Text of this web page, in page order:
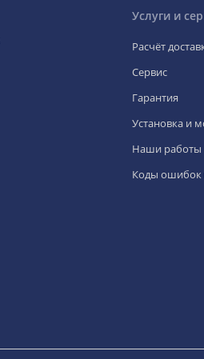
Услуги и
Расчёт
Сервис
Гарантия
Установка и
Наши работы
Коды ошибок